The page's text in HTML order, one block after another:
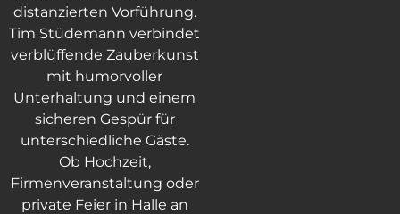
distanzierten Vorführung.
Tim Stüdemann verbindet
verblüffende Zauberkunst
mit humorvoller
Unterhaltung und einem
sicheren Gespür für
unterschiedliche Gäste.
Ob Hochzeit,
Firmenveranstaltung oder
private Feier in Halle an